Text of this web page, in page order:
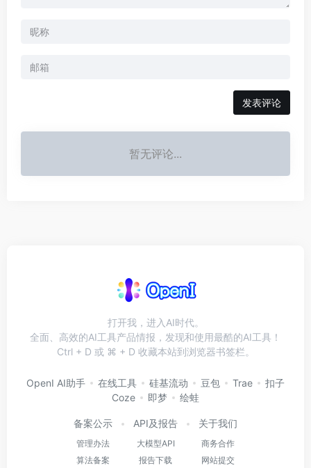
发表评论
暂无评论...
打开我，进入AI时代。
全面、高效的AI工具产品情报，发现和使用最酷的AI工具！
Ctrl + D 或 ⌘ + D 收藏本站到浏览器书签栏。
OpenI AI助手 在线工具 硅基流动 豆包 Trae
扣子
Coze
即梦 绘蛙
备案公示
管理办法
算法备案
API及报告
大模型API
报告下载
关于我们
商务合作
网站提交